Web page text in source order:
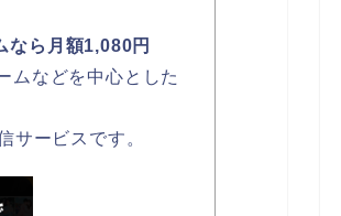
なら月額1,080円
ムなどを中心とした
サービスです。